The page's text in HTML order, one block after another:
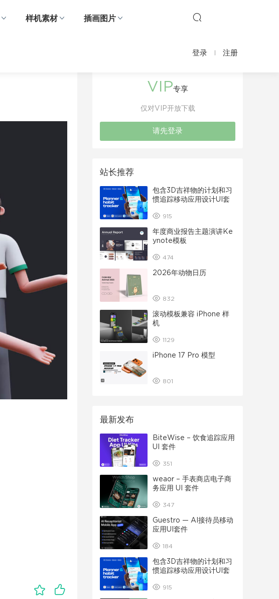
样机素材 插画图片
登录 注册
VIP专享
仅对VIP开放下载
请先登录
站长推荐
包含3D吉祥物的计划和习
惯追踪移动应用设计UI套
915
年度商业报告主题演讲Ke
ynote模板
474
2026年动物日历
832
滚动模板兼容 iPhone 样
机
1129
iPhone 17 Pro 模型
801
最新发布
BiteWise – 饮食追踪应用
UI 套件
351
weaor – 手表商店电子商
务应用 UI 套件
347
Guestro — AI接待员移动
应用UI套件
184
包含3D吉祥物的计划和习
惯追踪移动应用设计UI套
915